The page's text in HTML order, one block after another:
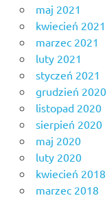
maj 2021
kwiecień 2021
marzec 2021
luty 2021
styczeń 2021
grudzień 2020
listopad 2020
sierpień 2020
maj 2020
luty 2020
kwiecień 2018
marzec 2018